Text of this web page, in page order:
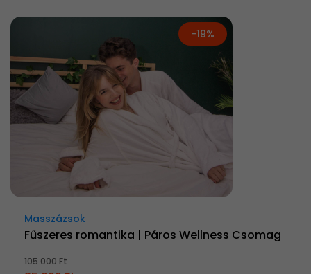
-19%
Masszázsok
Fűszeres romantika | Páros Wellness Csomag
105 000 Ft